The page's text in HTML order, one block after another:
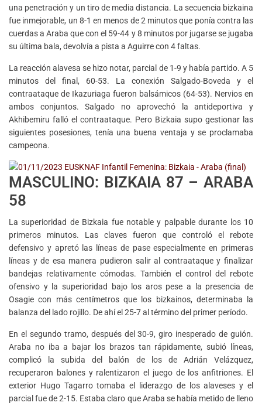
una penetración y un tiro de media distancia. La secuencia bizkaina
fue inmejorable, un 8-1 en menos de 2 minutos que ponía contra las
cuerdas a Araba que con el 59-44 y 8 minutos por jugarse se jugaba
su última bala, devolvía a pista a Aguirre con 4 faltas.
La reacción alavesa se hizo notar, parcial de 1-9 y había partido. A 5
minutos del final, 60-53. La conexión Salgado-Boveda y el
contraataque de Ikazuriaga fueron balsámicos (64-53). Nervios en
ambos conjuntos. Salgado no aprovechó la antideportiva y
Akhibemiru falló el contraataque. Pero Bizkaia supo gestionar las
siguientes posesiones, tenía una buena ventaja y se proclamaba
campeona.
MASCULINO: BIZKAIA 87 – ARABA
58
La superioridad de Bizkaia fue notable y palpable durante los 10
primeros minutos. Las claves fueron que controló el rebote
defensivo y apretó las líneas de pase especialmente en primeras
líneas y de esa manera pudieron salir al contraataque y finalizar
bandejas relativamente cómodas. También el control del rebote
ofensivo y la superioridad bajo los aros pese a la presencia de
Osagie con más centímetros que los bizkainos, determinaba la
balanza del lado rojillo. De ahí el 25-7 al término del primer período.
En el segundo tramo, después del 30-9, giro inesperado de guión.
Araba no iba a bajar los brazos tan rápidamente, subió líneas,
complicó la subida del balón de los de Adrián Velázquez,
recuperaron balones y ralentizaron el juego de los anfitriones. El
exterior Hugo Tagarro tomaba el liderazgo de los alaveses y el
parcial fue de 2-15. Estaba claro que Araba se había metido de lleno